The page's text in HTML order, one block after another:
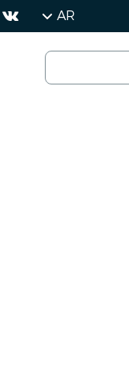
AR